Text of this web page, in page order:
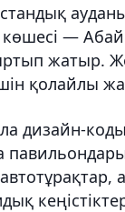
— Абай
жатыр.
қолайлы
дизайн-